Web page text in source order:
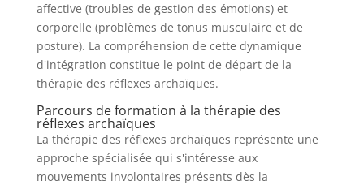
affective (troubles de gestion des émotions) et
corporelle (problèmes de tonus musculaire et de
posture). La compréhension de cette dynamique
d'intégration constitue le point de départ de la
thérapie des réflexes archaïques.
Parcours de formation à la thérapie des
réflexes archaïques
La thérapie des réflexes archaïques représente une
approche spécialisée qui s'intéresse aux
mouvements involontaires présents dès la